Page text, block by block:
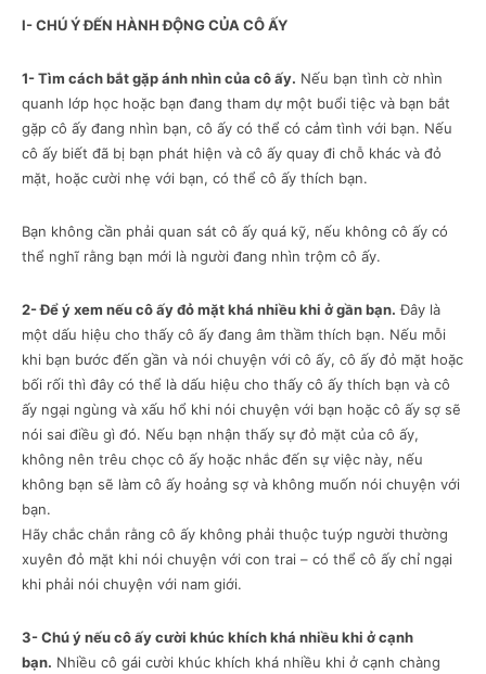
I- CHÚ Ý ĐẾN HÀNH ĐỘNG CỦA CÔ ẤY
1- Tìm cách bắt gặp ánh nhìn của cô ấy. Nếu bạn tình cờ nhìn
quanh lớp học hoặc bạn đang tham dự một buổi tiệc và bạn bắt
gặp cô ấy đang nhìn bạn, cô ấy có thể có cảm tình với bạn. Nếu
cô ấy biết đã bị bạn phát hiện và cô ấy quay đi chỗ khác và đỏ
mặt, hoặc cười nhẹ với bạn, có thể cô ấy thích bạn.
Bạn không cần phải quan sát cô ấy quá kỹ, nếu không cô ấy có
thể nghĩ rằng bạn mới là người đang nhìn trộm cô ấy.
2- Để ý xem nếu cô ấy đỏ mặt khá nhiều khi ở gần bạn. Đây là
một dấu hiệu cho thấy cô ấy đang âm thầm thích bạn. Nếu mỗi
khi bạn bước đến gần và nói chuyện với cô ấy, cô ấy đỏ mặt hoặc
bối rối thì đây có thể là dấu hiệu cho thấy cô ấy thích bạn và cô
ấy ngại ngùng và xấu hổ khi nói chuyện với bạn hoặc cô ấy sợ sẽ
nói sai điều gì đó. Nếu bạn nhận thấy sự đỏ mặt của cô ấy,
không nên trêu chọc cô ấy hoặc nhắc đến sự việc này, nếu
không bạn sẽ làm cô ấy hoảng sợ và không muốn nói chuyện với
bạn.
Hãy chắc chắn rằng cô ấy không phải thuộc tuýp người thường
xuyên đỏ mặt khi nói chuyện với con trai – có thể cô ấy chỉ ngại
khi phải nói chuyện với nam giới.
3- Chú ý nếu cô ấy cười khúc khích khá nhiều khi ở cạnh
bạn. Nhiều cô gái cười khúc khích khá nhiều khi ở cạnh chàng